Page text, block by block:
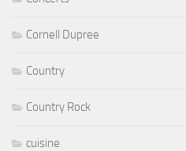
Cornell Dupree
Country
Country Rock
cuisine